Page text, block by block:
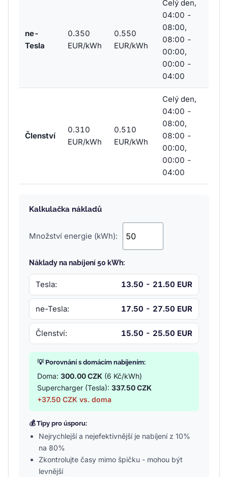
ne-
Tesla
0.350
EUR/kWh
0.550
EUR/kWh
Celý den,
04:00 -
08:00,
08:00 -
00:00,
00:00 -
04:00
Členství
0.310
EUR/kWh
0.510
EUR/kWh
Celý den,
04:00 -
08:00,
08:00 -
00:00,
00:00 -
04:00
Kalkulačka nákladů
Množství energie (kWh):
Náklady na nabíjení 50 kWh:
Tesla: 13.50 - 21.50 EUR
ne-Tesla: 17.50 - 27.50 EUR
Členství: 15.50 - 25.50 EUR
💡 Porovnání s domácím nabíjením:
Doma: 300.00 CZK (6 Kč/kWh)
Supercharger (Tesla): 337.50 CZK
+37.50 CZK vs. doma
💰 Tipy pro úsporu:
Nejrychlejší a nejefektivnější je nabíjení z 10%
na 80%
Zkontrolujte časy mimo špičku - mohou být
levnější